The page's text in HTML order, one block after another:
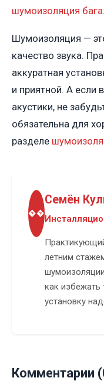
шумоизоляция
Шумоизоляция —
качество звука.
аккуратная
и приятной. А если
акустики, не
обязательна для
разделе
��
Семён
летним
как избежать
установку
Комментарии